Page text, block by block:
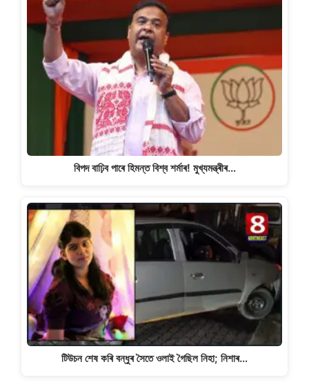
বিপদ বাঢ়িব পাৰে হিমন্ত বিশ্ব শৰ্মাৰ! মুখ্যমন্ত্ৰীৰ…
টিউচন শেষ কৰি বন্ধুৰ সৈতে ওলাই গৈছিল নিহা; নিশাৰ…